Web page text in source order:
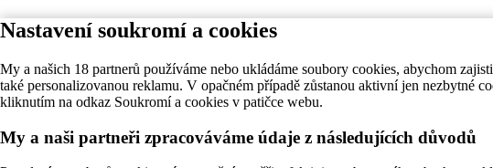
Nastavení soukromí a cookies
My a našich 18 partnerů používáme nebo ukládáme soubory cookies, abychom
také personalizovanou reklamu. V opačném případě zůstanou aktivní jen nezbytné
kliknutím na odkaz Soukromí a cookies v patičce webu.
My a naši partneři zpracováváme údaje z následujících důvodů